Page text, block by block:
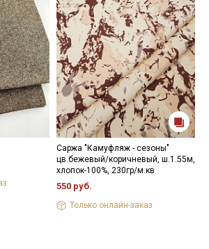
Саржа "Камуфляж - сезоны"
цв.бежевый/коричневый, ш.1.55м,
хлопок-100%, 230гр/м.кв
550 руб.
Только онлайн-заказ